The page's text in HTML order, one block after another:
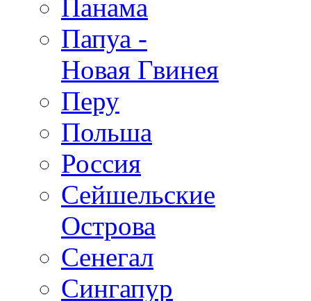
Панама
Папуа -
Новая Гвинея
Перу
Польша
Россия
Сейшельские
Острова
Сенегал
Сингапур